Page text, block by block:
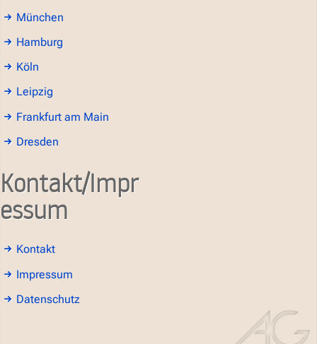
München
Hamburg
Köln
Leipzig
Frankfurt am Main
Dresden
Kontakt/Impr
essum
Kontakt
Impressum
Datenschutz